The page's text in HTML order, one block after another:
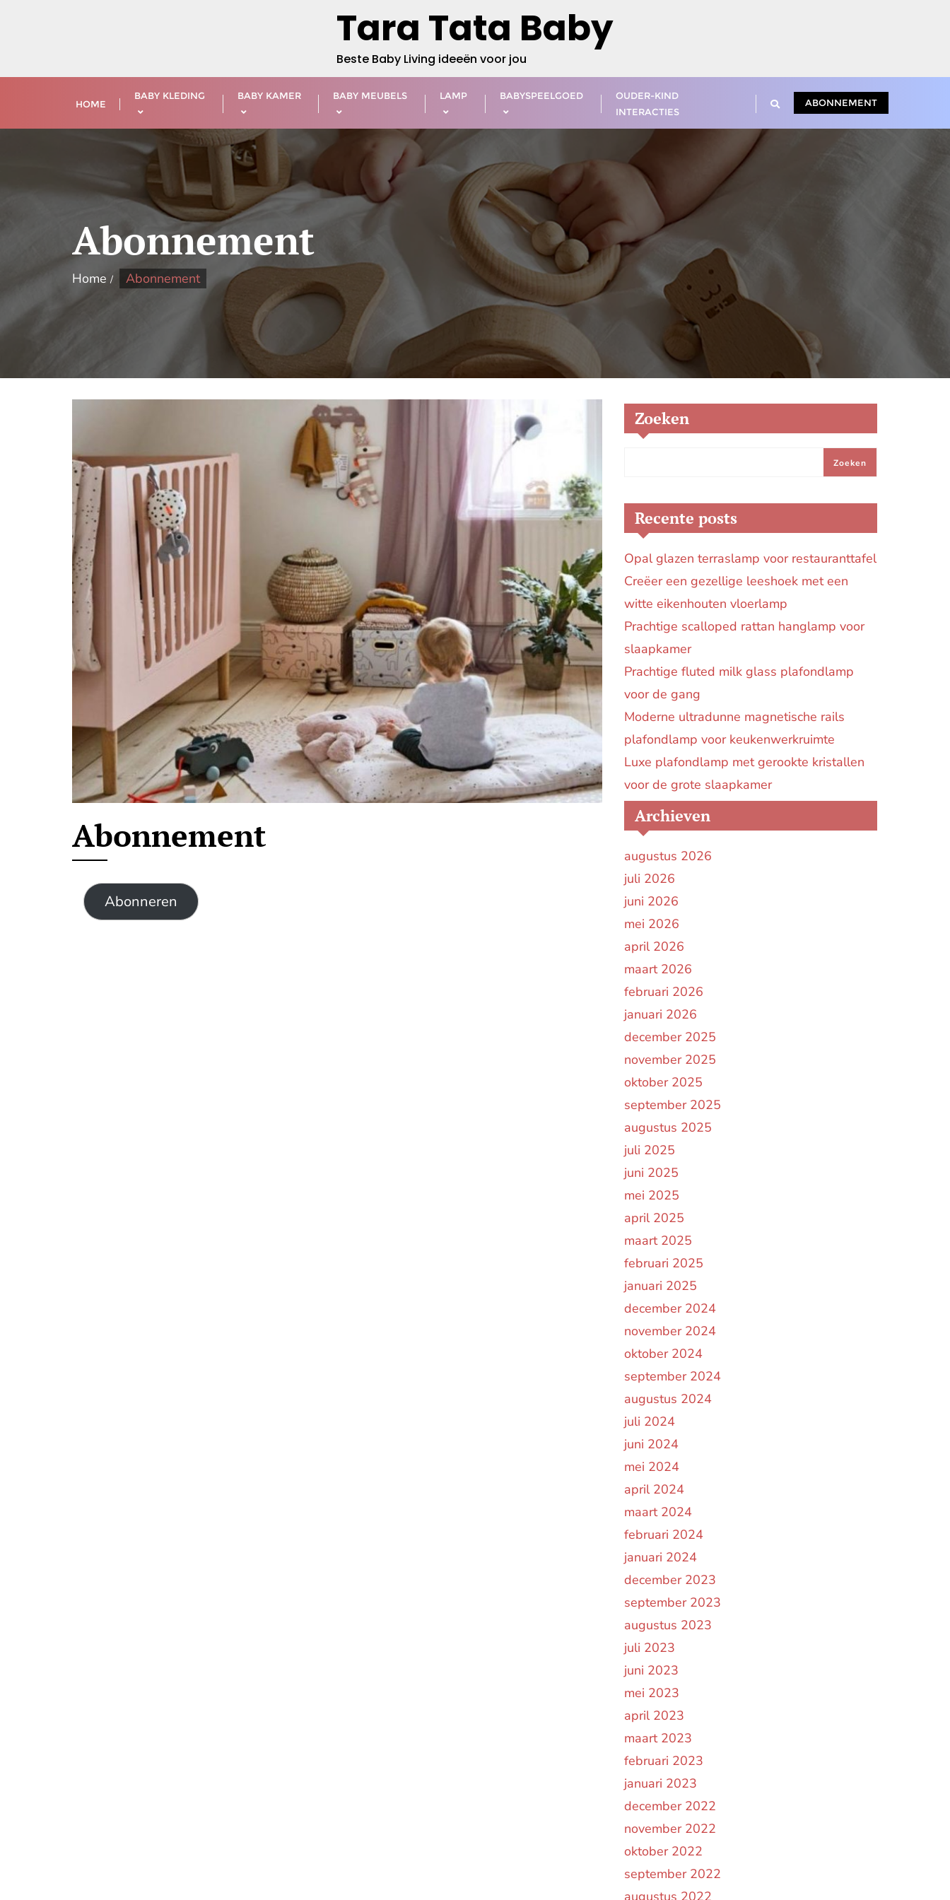
inhoud
Tara Tata Baby
Beste Baby Living ideeën voor jou
HOME
BABY KLEDING BABY KAMER BABY MEUBELS LAMP BABYSPEELGOED
OUDER-KIND
INTERACTIES
ABONNEMENT
Abonnement
Home Abonnement
Abonnement
Abonneren
Zoeken
Zoeken
Recente posts
Opal glazen terraslamp voor restauranttafel
Creëer een gezellige leeshoek met een
witte eikenhouten vloerlamp
Prachtige scalloped rattan hanglamp voor
slaapkamer
Prachtige fluted milk glass plafondlamp
voor de gang
Moderne ultradunne magnetische rails
plafondlamp voor keukenwerkruimte
Luxe plafondlamp met gerookte kristallen
voor de grote slaapkamer
Archieven
augustus 2026
juli 2026
juni 2026
mei 2026
april 2026
maart 2026
februari 2026
januari 2026
december 2025
november 2025
oktober 2025
september 2025
augustus 2025
juli 2025
juni 2025
mei 2025
april 2025
maart 2025
februari 2025
januari 2025
december 2024
november 2024
oktober 2024
september 2024
augustus 2024
juli 2024
juni 2024
mei 2024
april 2024
maart 2024
februari 2024
januari 2024
december 2023
september 2023
augustus 2023
juli 2023
juni 2023
mei 2023
april 2023
maart 2023
februari 2023
januari 2023
december 2022
november 2022
oktober 2022
september 2022
augustus 2022